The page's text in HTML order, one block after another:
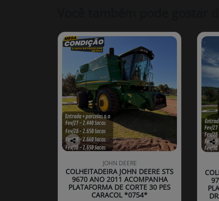
Co
arti
lhe
JOHN DEERE
COLHEITADEIRA JOHN DEERE STS
9670 ANO 2011 ACOMPANHA
PLATAFORMA DE CORTE 30 PES
CARACOL *0754*
Co
arti
lhe